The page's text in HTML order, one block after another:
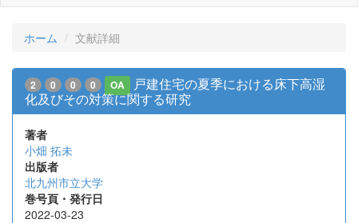
ホーム 文献詳細
2 0 0 0 OA
戸建住宅の夏季における床下高湿
化及びその対策に関する研究
著者
小畑 拓未
出版者
北九州市立大学
巻号頁・発行日
2022-03-23